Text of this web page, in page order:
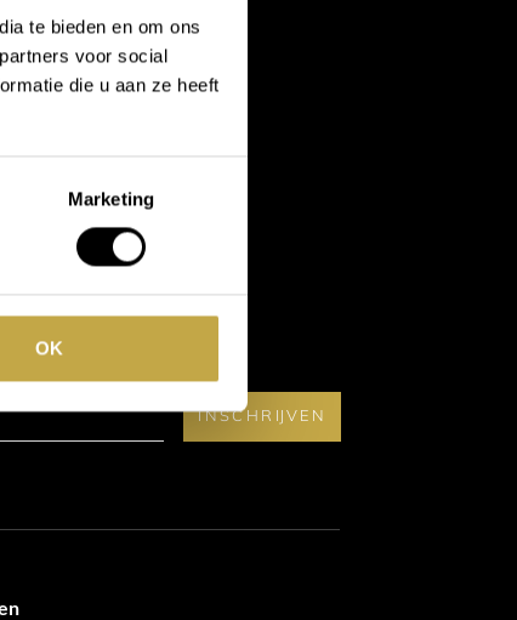
te bieden en om ons
voor social
die u aan ze heeft
Marketing
OK